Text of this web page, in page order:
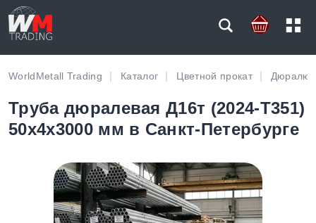
WorldMetall Trading Каталог Цветной прокат
Труба дюралевая Д16т (2024-T351)
50х4х3000 мм в Санкт-Петербурге